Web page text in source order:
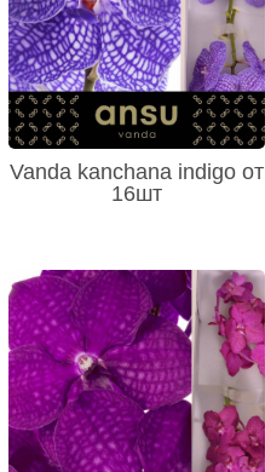
Vanda kanchana indigo от
16шт